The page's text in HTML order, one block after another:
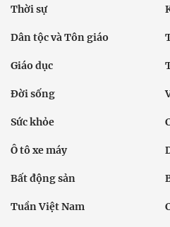
Thời sự
Dân tộc và Tôn giáo
Giáo dục
Đời sống
Sức khỏe
Ô tô xe máy
Bất động sản
Tuần Việt Nam